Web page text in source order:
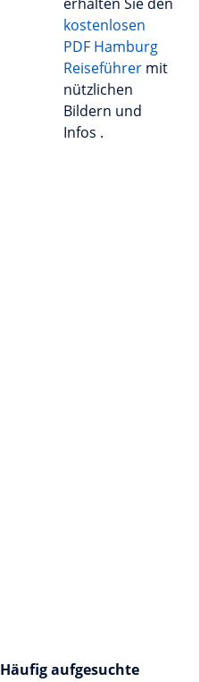
kostenlosen
PDF Hamburg
Reiseführermit
nützlichen
Bildern und
Infos .
Häufig aufgesuchte